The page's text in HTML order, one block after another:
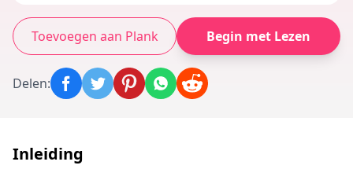
Toevoegen aan Plank Begin met Lezen
Delen:
Inleiding